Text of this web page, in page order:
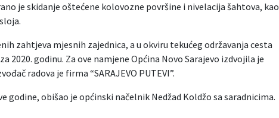
je skidanje oštećene kolovozne površine i nivelacija šahtova, kao
zahtjeva mjesnih zajednica, a u okviru tekućeg održavanja cesta
2020. godinu. Za ove namjene Općina Novo Sarajevo izdvojila je
radova je firma “SARAJEVO PUTEVI”.
godine, obišao je općinski načelnik Nedžad Koldžo sa saradnicima.